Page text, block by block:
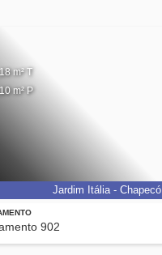
902
m² T
m² P
Jardim Itália - Chapecó